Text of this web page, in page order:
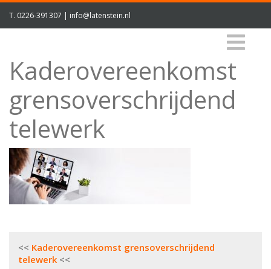
T. 0226-391307 | info@latenstein.nl
Kaderovereenkomst
grensoverschrijdend
telewerk
Bericht
navigatie
Kaderovereenkomst grensoverschrijdend
telewerk